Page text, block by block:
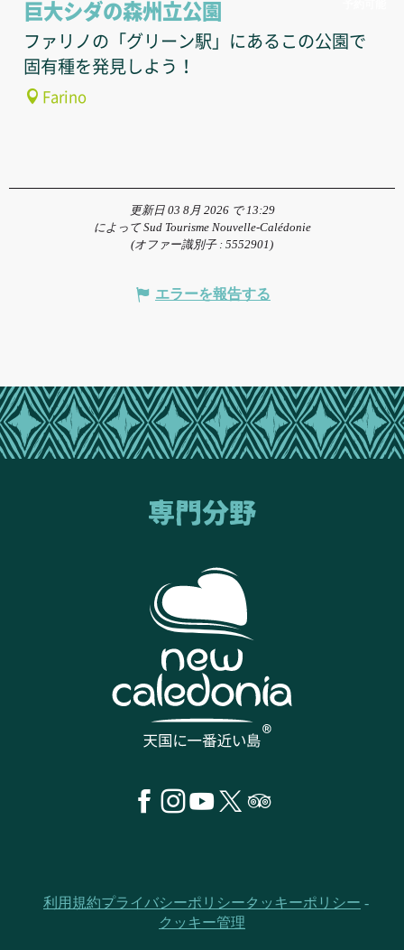
巨大シダの森州立公園
ファリノの「グリーン駅」にあるこの公園で
固有種を発見しよう！
Farino
更新日 03 8月 2026 で 13:29
によって Sud Tourisme Nouvelle-Calédonie
(オファー識別子 : 5552901 )
エラーを報告する
専門分野
利用規約プライバシーポリシークッキーポリシー
クッキー管理